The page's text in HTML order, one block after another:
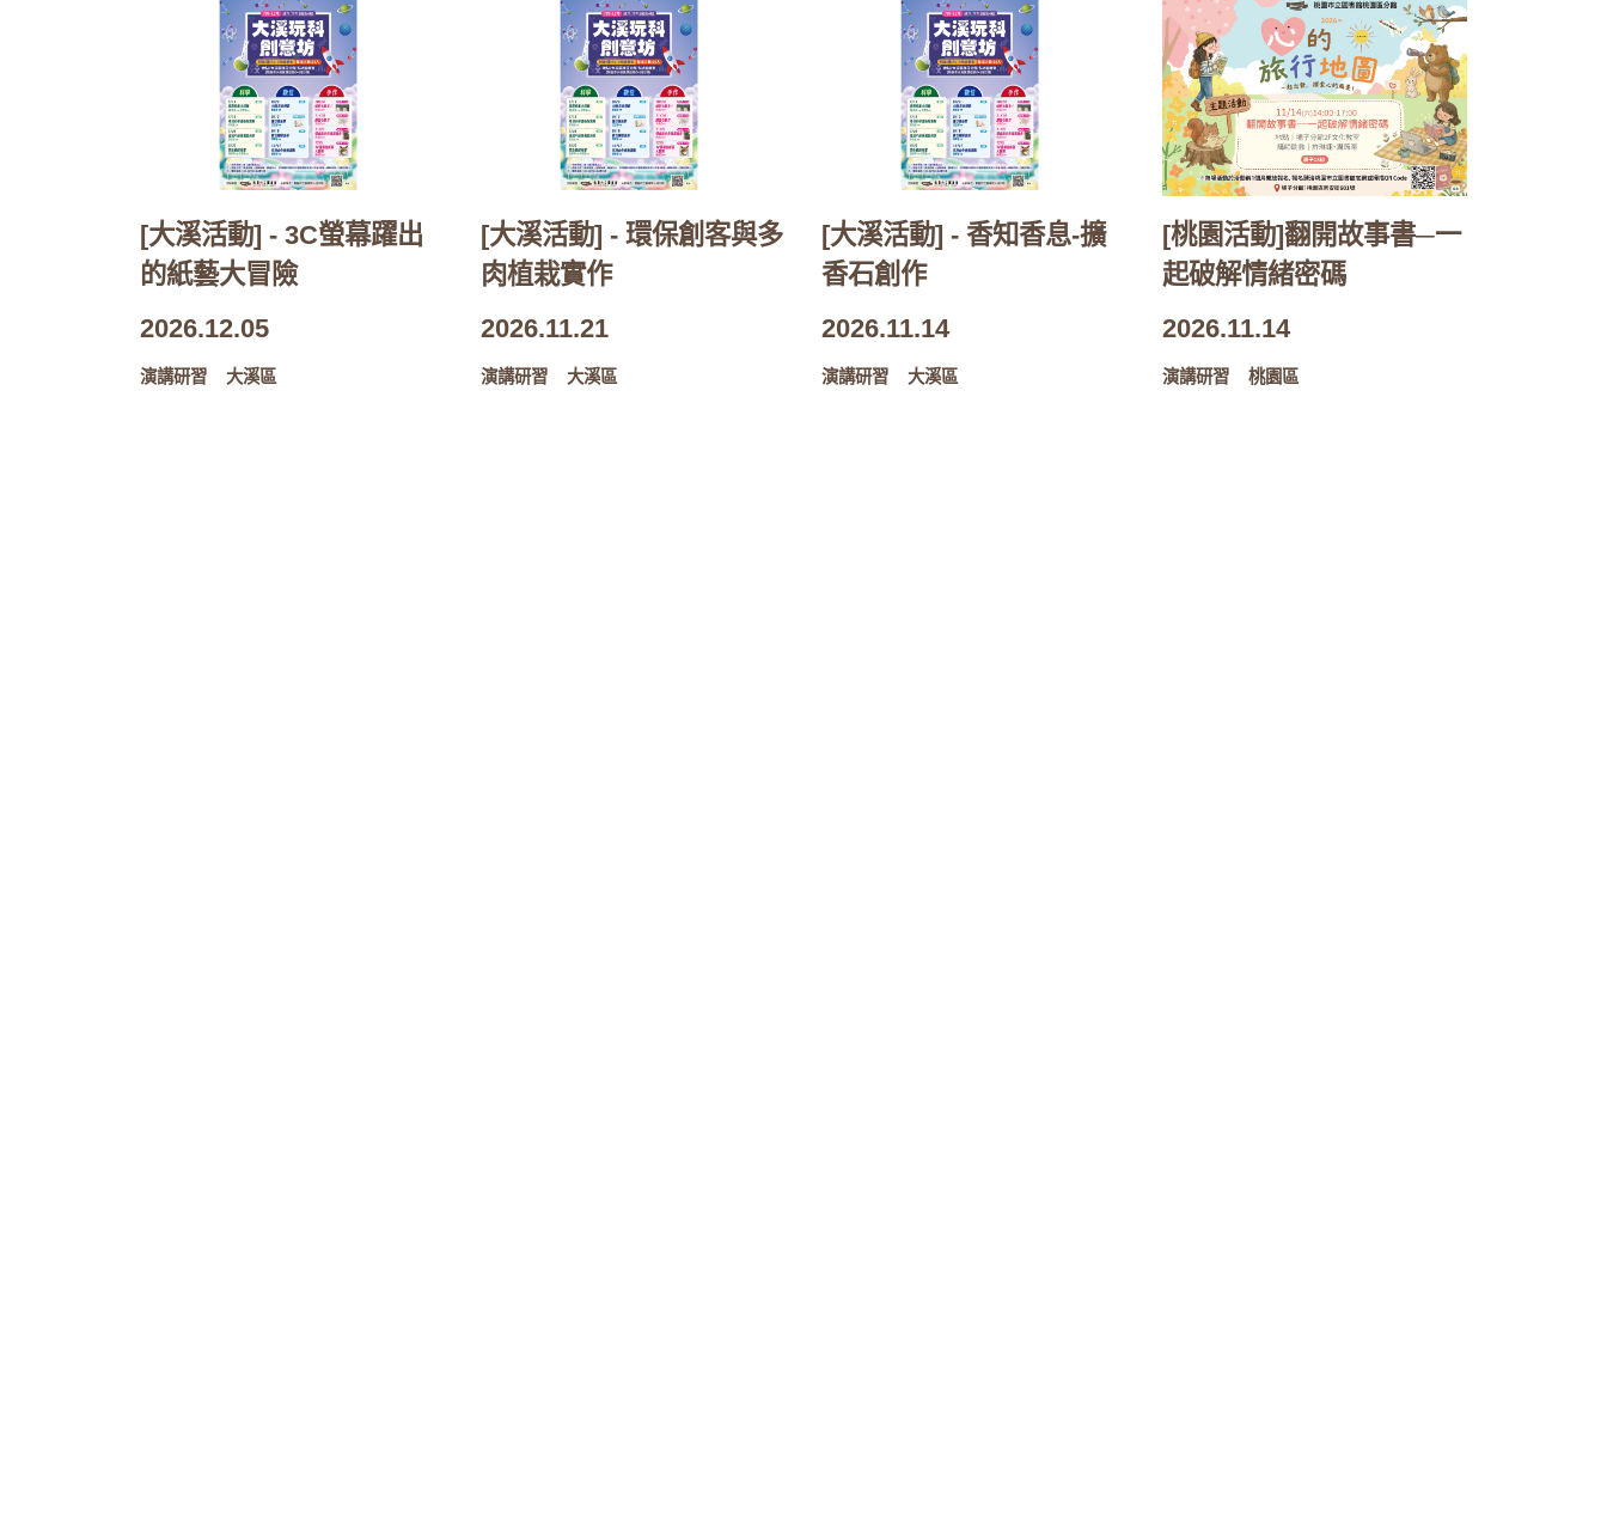
[大溪活動] - 3C螢幕躍出
的紙藝大冒險
2026.12.05
演講研習 大溪區
[大溪活動] - 環保創客與多
肉植栽實作
2026.11.21
演講研習 大溪區
[大溪活動] - 香知香息-擴
香石創作
2026.11.14
演講研習 大溪區
[桃園活動]翻開故事書─一
起破解情緒密碼
2026.11.14
演講研習 桃園區